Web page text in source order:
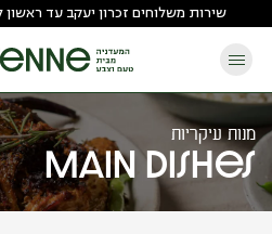
to
content
שירות משלוחים זכרון יעקב עד ראשון
מנות עיקריות
Main dishes